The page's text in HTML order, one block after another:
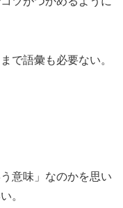
で語彙も必要ない。
意味」なのかを思い
。